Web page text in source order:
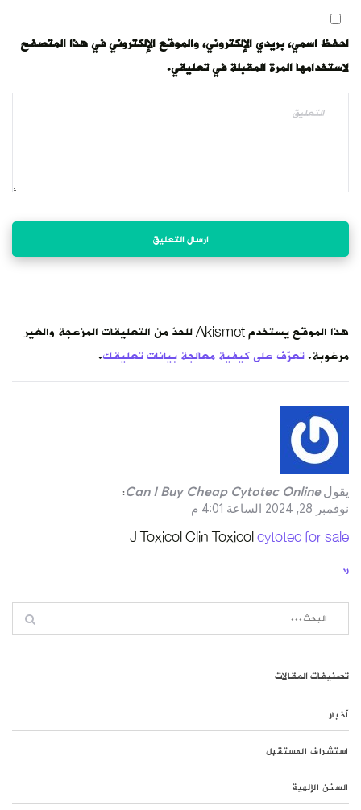
احفظ اسمي، بريدي الإلكتروني، والموقع الإلكتروني في هذا المتصفح
لاستخدامها المرة المقبلة في تعليقي.
هذا الموقع يستخدم Akismet للحدّ من التعليقات المزعجة والغير
مرغوبة.تعرّف على كيفية معالجة بيانات تعليقك.
يقول Can I Buy Cheap Cytotec Online
:
نوفمبر 28, 2024 الساعة 4:01 م
J Toxicol Clin Toxicolcytotec for sale
رد
تصنيفات المقالات
أخبار
استشراف المستقبل
السنن الإلهية